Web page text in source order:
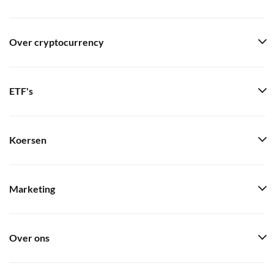
Over cryptocurrency
ETF's
Koersen
Marketing
Over ons